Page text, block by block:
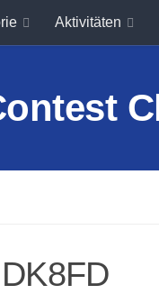
Aktivitäten